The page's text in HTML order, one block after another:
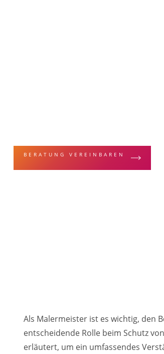
BERATUNG VEREINBAREN
Als Malermeister ist es wichtig, den
entscheidende Rolle beim Schutz
erläutert, um ein umfassendes